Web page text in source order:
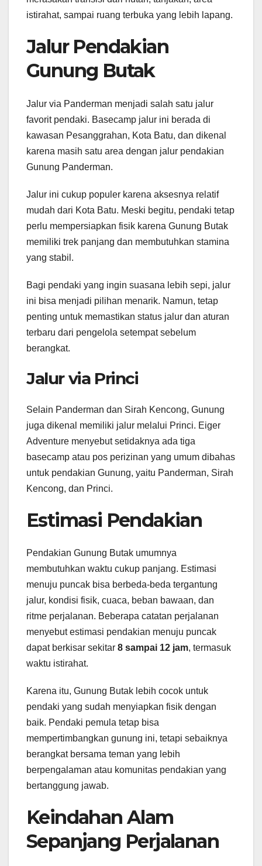
istirahat, sampai ruang terbuka yang lebih lapang.
Jalur Pendakian
Gunung Butak
Jalur via Panderman menjadi salah satu jalur
favorit pendaki. Basecamp jalur ini berada di
kawasan Pesanggrahan, Kota Batu, dan dikenal
karena masih satu area dengan jalur pendakian
Gunung Panderman.
Jalur ini cukup populer karena aksesnya relatif
mudah dari Kota Batu. Meski begitu, pendaki tetap
perlu mempersiapkan fisik karena Gunung Butak
memiliki trek panjang dan membutuhkan stamina
yang stabil.
Bagi pendaki yang ingin suasana lebih sepi, jalur
ini bisa menjadi pilihan menarik. Namun, tetap
penting untuk memastikan status jalur dan aturan
terbaru dari pengelola setempat sebelum
berangkat.
Jalur via Princi
Selain Panderman dan Sirah Kencong, Gunung
juga dikenal memiliki jalur melalui Princi. Eiger
Adventure menyebut setidaknya ada tiga
basecamp atau pos perizinan yang umum dibahas
untuk pendakian Gunung, yaitu Panderman, Sirah
Kencong, dan Princi.
Estimasi Pendakian
Pendakian Gunung Butak umumnya
membutuhkan waktu cukup panjang. Estimasi
menuju puncak bisa berbeda-beda tergantung
jalur, kondisi fisik, cuaca, beban bawaan, dan
ritme perjalanan. Beberapa catatan perjalanan
menyebut estimasi pendakian menuju puncak
dapat berkisar sekitar 8 sampai 12 jam, termasuk
waktu istirahat.
Karena itu, Gunung Butak lebih cocok untuk
pendaki yang sudah menyiapkan fisik dengan
baik. Pendaki pemula tetap bisa
mempertimbangkan gunung ini, tetapi sebaiknya
berangkat bersama teman yang lebih
berpengalaman atau komunitas pendakian yang
bertanggung jawab.
Keindahan Alam
Sepanjang Perjalanan